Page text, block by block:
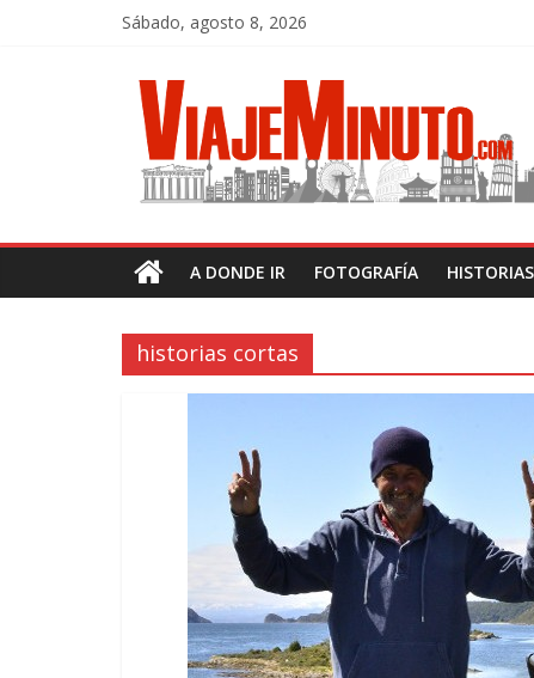
Sábado, agosto 8, 2026
A DONDE IR FOTOGRAFÍA
historias cortas